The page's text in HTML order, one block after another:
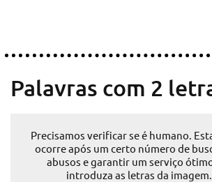
Palavras com 2
Precisamos verificar se é humano.
ocorre após um certo número de
abusos e garantir um serviço
introduza as letras da